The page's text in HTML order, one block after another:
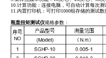
10.计算功能：连接电脑，可自动计算每次
11.内置打印机：可打印1000组存储的测试
瓶盖扭矩测试仪规格参数：